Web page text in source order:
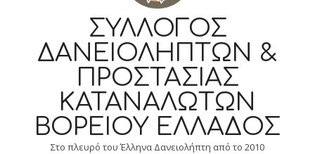
ΣΎΛΛΟΓΟΣ
ΔΑΝΕΙΟΛΗΠΤΏΝ &
ΠΡΟΣΤΑΣΊΑΣ
ΚΑΤΑΝΑΛΩΤΏΝ
ΒΟΡΕΊΟΥ ΕΛΛΆΔΟΣ
Στο πλευρό του Έλληνα Δανειολήπτη από το 2010